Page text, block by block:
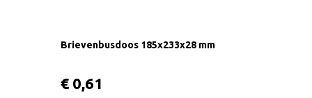
Brievenbusdoos 185x233x28 mm
€ 0,61